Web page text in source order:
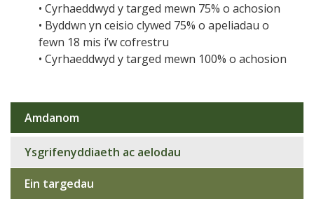
• Cyrhaeddwyd y targed mewn 75% o achosion
• Byddwn yn ceisio clywed 75% o apeliadau o
fewn 18 mis i’w cofrestru
• Cyrhaeddwyd y targed mewn 100% o achosion
Sub
navigation
Amdanom
Ysgrifenyddiaeth ac aelodau
Ein targedau